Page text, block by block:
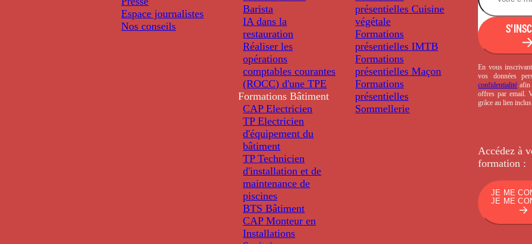
Espace journalistes
Nos conseils
Barista
IA dans la
restauration
Réaliser les
opérations
comptables courantes
(ROCC) d'une TPE
Formations Bâtiment
CAP Electricien
TP Electricien
d'équipement du
bâtiment
TP Technicien
d'installation et de
maintenance de
piscines
BTS Bâtiment
CAP Monteur en
Installations
présentielles Cuisine
végétale
Formations
présentielles IMTB
Formations
présentielles Maçon
Formations
présentielles
Sommellerie
En vous
vos données
confidentialité afin
offres par email.
grâce au lien
Accédez à
formation :
JE ME
JE ME